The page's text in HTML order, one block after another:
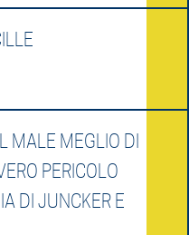
MALE MEGLIO DI
PERICOLO
DI JUNCKER E